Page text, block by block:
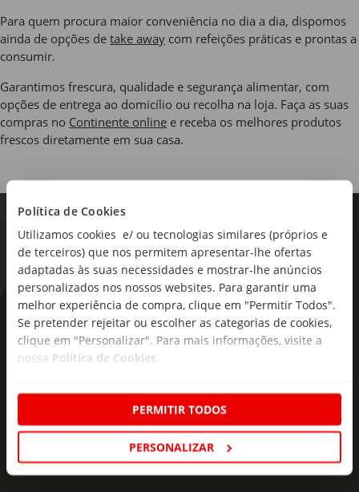
Política de Cookies
Utilizamos cookies e/ ou tecnologias similares (próprios e
de terceiros) que nos permitem apresentar-lhe ofertas
adaptadas às suas necessidades e mostrar-lhe anúncios
personalizados nos nossos websites. Para garantir uma
melhor experiência de compra, clique em "Permitir Todos".
Se pretender rejeitar ou escolher as categorias de cookies,
clique em "Personalizar". Para mais informações, visite a
nossa Política de Cookies
PERMITIR TODOS
PERSONALIZAR
Para quem procura maior conveniência no dia a dia, dispomos
ainda de opções de take away com refeições práticas e prontas a
consumir.
Garantimos frescura, qualidade e segurança alimentar, com
opções de entrega ao domicílio ou recolha na loja. Faça as suas
compras no Continente online e receba os melhores produtos
frescos diretamente em sua casa.
As novidades mais frescas no
seu e-mail!
ofertas e novidades para si.
Insira o seu e-